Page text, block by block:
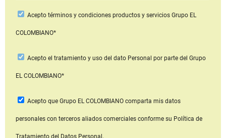
Aceptotérminos y condiciones productos y serviciosGrupo EL
COLOMBIANO*
Acepto el tratamiento y uso del dato Personal por parte del Grupo
EL COLOMBIANO*
Acepto que Grupo EL COLOMBIANOcomparta mis datos
personales con terceros aliados comerciales conforme su Política de
Tratamiento del Datos Personal.